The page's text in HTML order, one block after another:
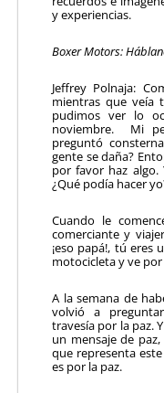
y experiencias.
Boxer Motors:
Jeffrey Polnaja:
mientras que veía
pudimos ver lo
noviembre. Mi
preguntó
gente se daña?
por favor haz algo.
¿Qué podía hacer
Cuando le
comerciante y
¡eso papá!, tú eres
motocicleta y ve
A la semana de
volvió a
travesía por la paz.
un mensaje de
que representa
es por la paz.